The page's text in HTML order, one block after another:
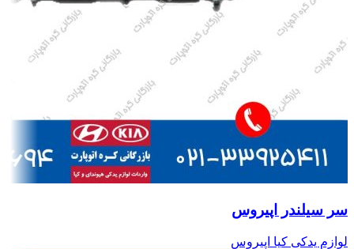
سر سیلندر اپیروس
لوازم یدکی کیا اپیروس